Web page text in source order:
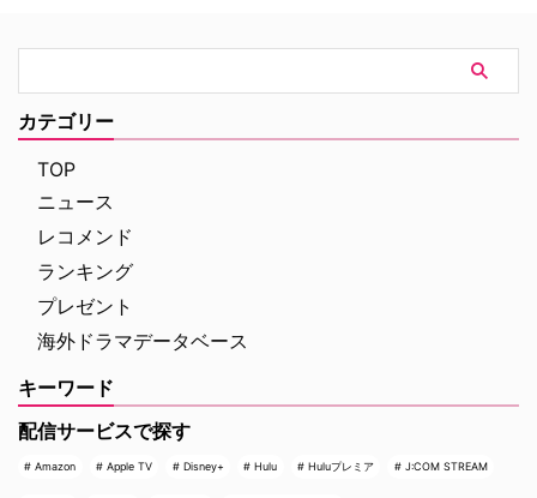
カテゴリー
TOP
ニュース
レコメンド
ランキング
プレゼント
海外ドラマデータベース
キーワード
配信サービスで探す
Amazon Apple TV Disney+ Hulu Huluプレミア J:COM STREAM